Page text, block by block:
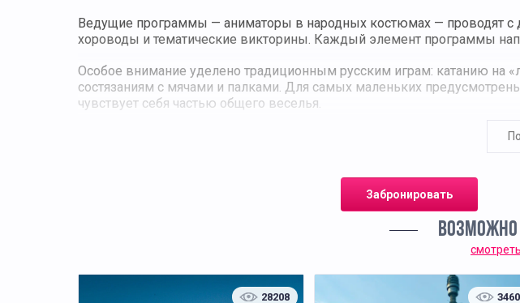
Ведущие программы — аниматоры в народных костюмах — проводят
хороводы и тематические викторины. Каждый элемент программы
Особое внимание уделено традиционным русским играм: катанию на
состязаниям с мячами и палками. Для самых маленьких
чувствует себя частью общего веселья.
Завершает программу праздничное подведение итогов,
Забронировать
ВОЗМОЖНО
28208